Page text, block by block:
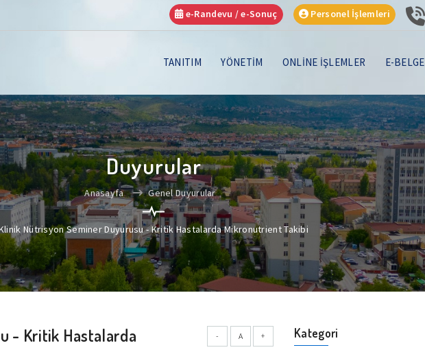
e-Randevu / e-Sonuç Personel İşlemleri
TANITIM YÖNETİM ONLİNE İŞLEMLER E-BELGE
Duyurular
Anasayfa Genel Duyurular
Nütrisyon Seminer Duyurusu - Kritik Hastalarda Mikronutrient Takibi
- A +
- Kritik Hastalarda Kategori